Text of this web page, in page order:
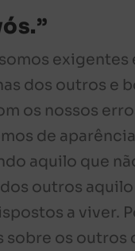
exigentes
dos outros e
os nossos
de
aquilo que
outros aquilo
a viver.
sobre os outros